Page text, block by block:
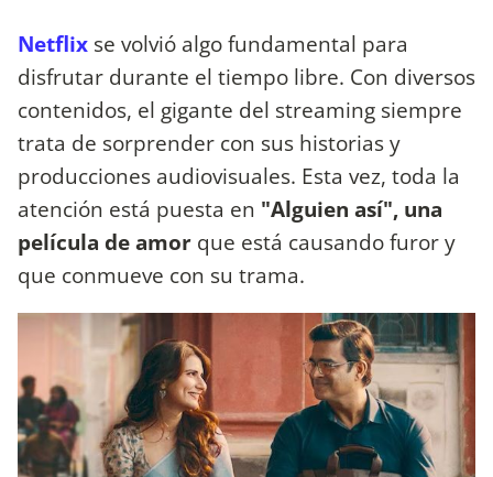
Netflix se volvió algo fundamental para
disfrutar durante el tiempo libre. Con diversos
contenidos, el gigante del streaming siempre
trata de sorprender con sus historias y
producciones audiovisuales. Esta vez, toda la
atención está puesta en "Alguien así", una
película de amor que está causando furor y
que conmueve con su trama.